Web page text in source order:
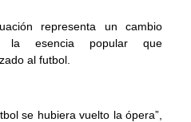
representa un cambio
la esencia popular que
al futbol.
se hubiera vuelto la ópera”,